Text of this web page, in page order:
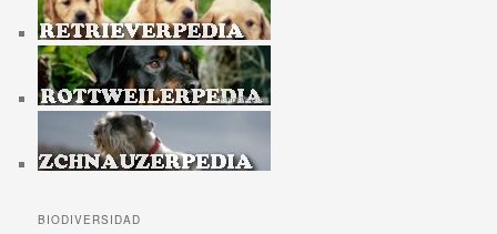
BIODIVERSIDAD